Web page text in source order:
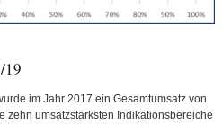
19
im Jahr 2017 ein Gesamtumsatz von
zehn umsatzstärksten Indikationsbereiche